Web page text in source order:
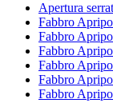
Apertura
Fabbro
Fabbro
Fabbro
Fabbro
Fabbro
Fabbro